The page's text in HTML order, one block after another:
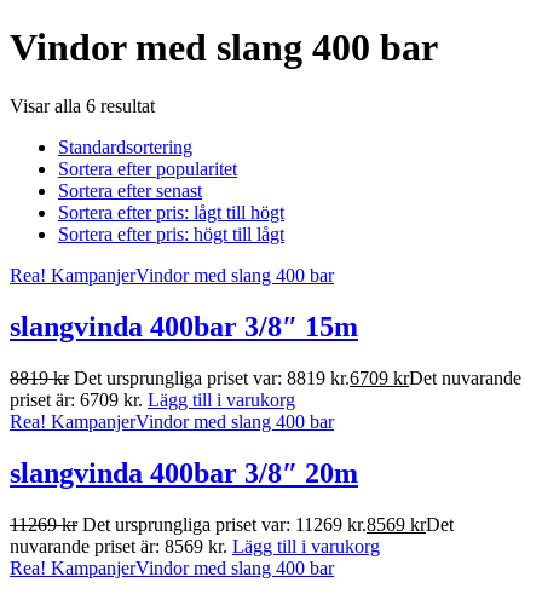
Vindor med slang 400 bar
Visar alla 6 resultat
Standardsortering
Sortera efter popularitet
Sortera efter senast
Sortera efter pris: lågt till högt
Sortera efter pris: högt till lågt
Rea! KampanjerVindor med slang 400 bar
slangvinda 400bar 3/8″ 15m
8819kr Det ursprungliga priset var: 8819 kr.6709 krDet nuvarande
priset är: 6709 kr. Lägg till i varukorg
Rea! KampanjerVindor med slang 400 bar
slangvinda 400bar 3/8″ 20m
11269kr Det ursprungliga priset var: 11269 kr.8569 krDet
nuvarande priset är: 8569 kr. Lägg till i varukorg
Rea! KampanjerVindor med slang 400 bar